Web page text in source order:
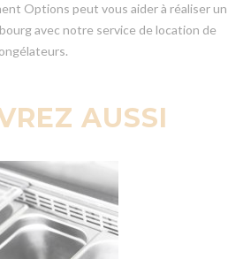
Options peut vous aider à réaliser un
avec notre service de location de
AUSSI